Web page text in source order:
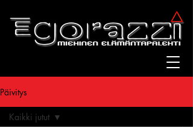
Päivitys
Kaikki jutut